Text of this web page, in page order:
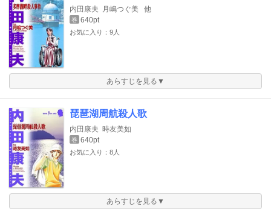
内田康夫 月嶋つぐ美 他
巻 640pt
お気に入り：9人
あらすじを見る▼
琵琶湖周航殺人歌
内田康夫 時友美如
巻 640pt
お気に入り：8人
あらすじを見る▼